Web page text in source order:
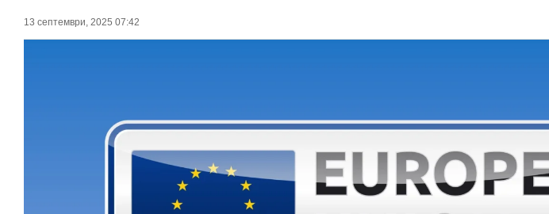
13 септември, 2025 07:42